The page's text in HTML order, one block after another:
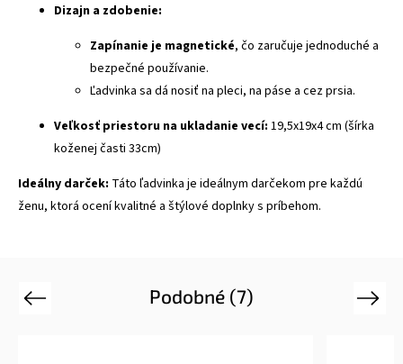
Dizajn a zdobenie:
Zapínanie je magnetické, čo zaručuje jednoduché a
bezpečné používanie.
Ľadvinka sa dá nosiť na pleci, na páse a cez prsia.
Veľkosť priestoru na ukladanie vecí: 19,5x19x4 cm (šírka
koženej časti 33cm)
Ideálny darček: Táto ľadvinka je ideálnym darčekom pre každú
ženu, ktorá ocení kvalitné a štýlové doplnky s príbehom.
Podobné (7)
Previous Next